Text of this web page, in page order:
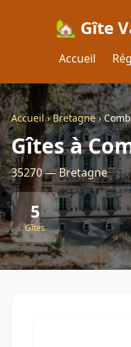
🏡 Gîte
Accueil
Accueil›Bretagne›
Gîtes à
35270 — Bretagne
5
Gîtes